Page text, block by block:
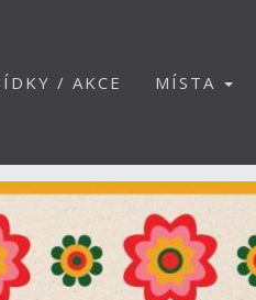
/ AKCE MÍSTA